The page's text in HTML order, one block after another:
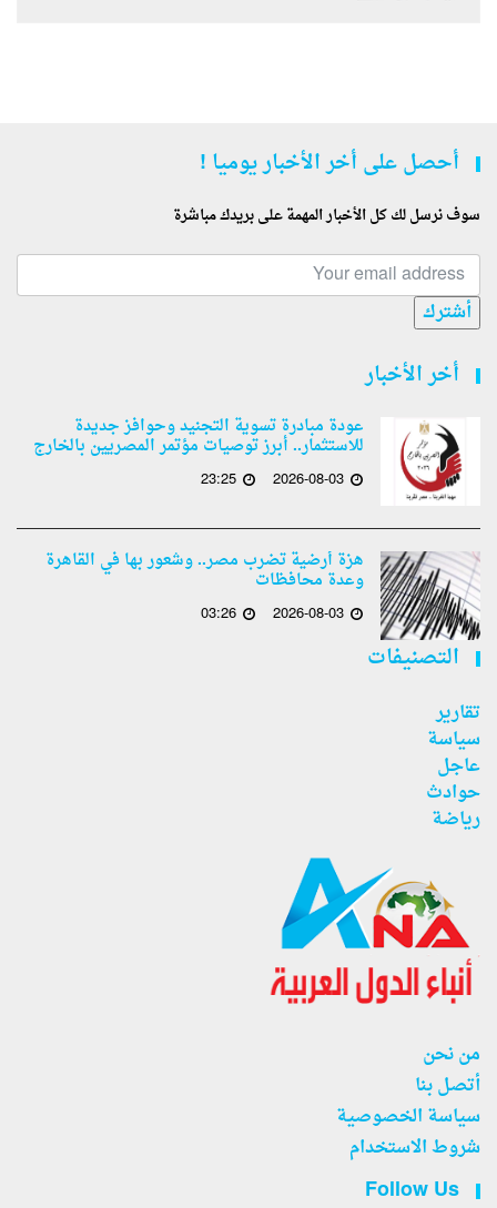
أحصل على أخر الأخبار يوميا !
سوف نرسل لك كل الأخبار المهمة على بريدك مباشرة
أشترك
أخر الأخبار
عودة مبادرة تسوية التجنيد وحوافز جديدة
للاستثمار.. أبرز توصيات مؤتمر المصريين بالخارج
2026-08-03
23:25
هزة أرضية تضرب مصر.. وشعور بها في القاهرة
وعدة محافظات
2026-08-03
03:26
التصنيفات
تقارير
سياسة
عاجل
حوادث
رياضة
من نحن
أتصل بنا
سياسة الخصوصية
شروط الاستخدام
Follow Us